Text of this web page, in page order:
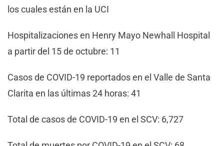
los cuales están en la UCI
Hospitalizaciones en Henry Mayo Newhall Hospital
a partir del 15 de octubre: 11
Casos de COVID-19 reportados en el Valle de Santa
Clarita en las últimas 24 horas: 41
Total de casos de COVID-19 en el SCV: 6,727